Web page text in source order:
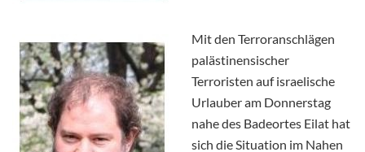
Mit den Terroranschlägen
palästinensischer
Terroristen auf israelische
Urlauber am Donnerstag
nahe des Badeortes Eilat hat
sich die Situation im Nahen